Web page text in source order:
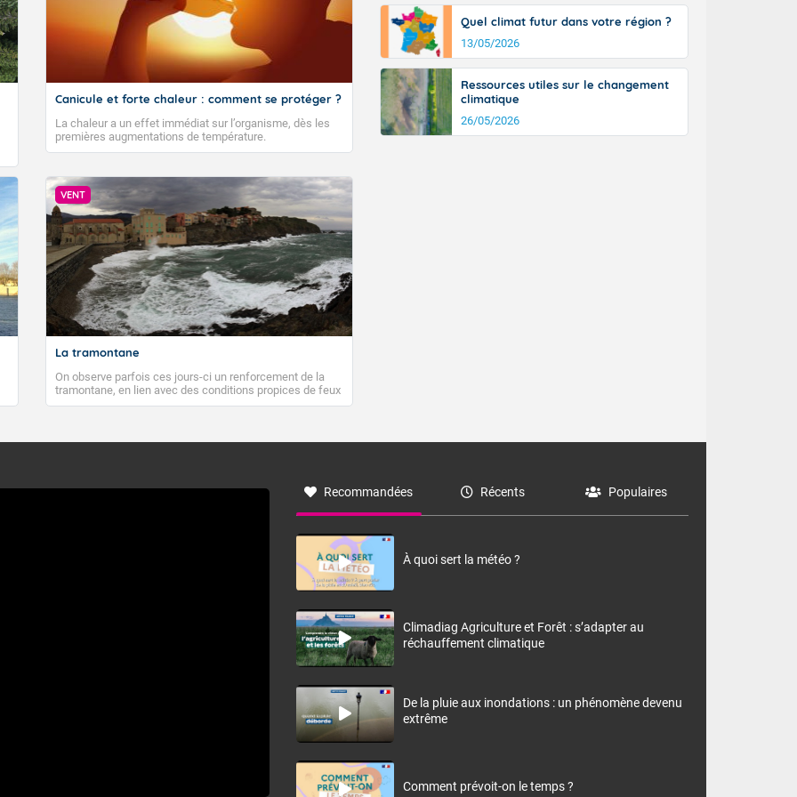
Canicule et forte chaleur : comment se protéger ?
La chaleur a un effet immédiat sur l’organisme, dès les
premières augmentations de température.
VENT
La tramontane
On observe parfois ces jours-ci un renforcement de la
tramontane, en lien avec des conditions propices de feux
de forêt. Mais qu'est-ce que la tramontane ? Quelles sont
à nord-ouest, dans un secteur qui part du Roussillon à la
monts, en allusion aux régions montagneuses d’où
Quel climat futur dans votre région ?
13/05/2026
Ressources utiles sur le changement
climatique
26/05/2026
Recommandées Récents Populaires
À quoi sert la météo ?
Climadiag Agriculture et Forêt : s’adapter au
réchauffement climatique
De la pluie aux inondations : un phénomène devenu
extrême
Comment prévoit-on le temps ?